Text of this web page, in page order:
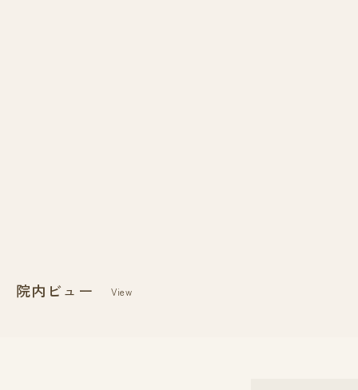
院内ビュー View